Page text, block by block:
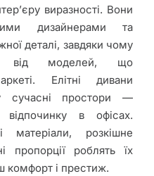
виразності. Вони
дизайнерами та
деталі, завдяки чому
від моделей, що
Елітні дивани
сучасні простори —
відпочинку в офісах.
матеріали, розкішне
пропорції роблять їх
комфорт і престиж.